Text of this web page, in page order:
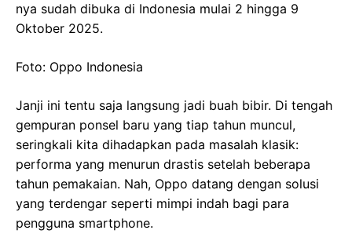
nya sudah dibuka di Indonesia mulai 2 hingga 9
Oktober 2025.
Foto: Oppo Indonesia
Janji ini tentu saja langsung jadi buah bibir. Di tengah
gempuran ponsel baru yang tiap tahun muncul,
seringkali kita dihadapkan pada masalah klasik:
performa yang menurun drastis setelah beberapa
tahun pemakaian. Nah, Oppo datang dengan solusi
yang terdengar seperti mimpi indah bagi para
pengguna smartphone.